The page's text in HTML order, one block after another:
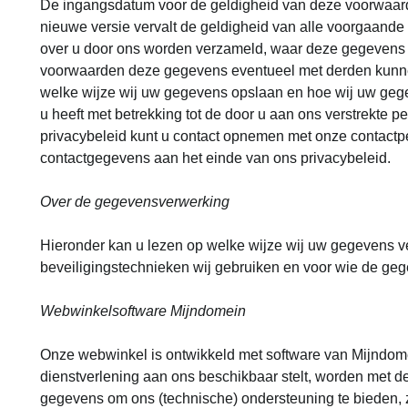
De ingangsdatum voor de geldigheid van deze
nieuwe versie vervalt de geldigheid van alle
over u door ons worden verzameld, waar deze
voorwaarden deze gegevens eventueel met derden
welke wijze wij uw gegevens opslaan en hoe wij uw
u heeft met betrekking tot de door u aan ons verstrekte
privacybeleid kunt u contact opnemen met onze
contactgegevens aan het einde van ons privacybeleid.
Over de gegevensverwerking
Hieronder kan u lezen op welke wijze wij uw gegevens
beveiligingstechnieken wij gebruiken en voor wie de
Webwinkelsoftware Mijndomein
Onze webwinkel is ontwikkeld met software van
dienstverlening aan ons beschikbaar stelt, worden met
gegevens om ons (technische) ondersteuning te